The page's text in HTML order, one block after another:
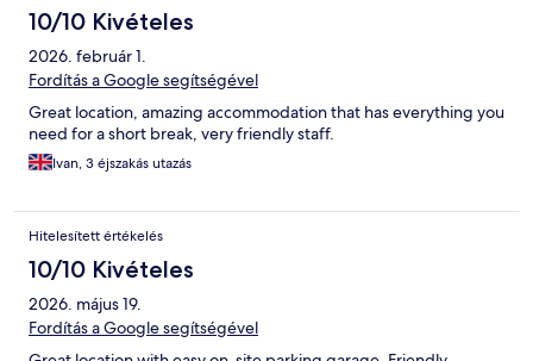
10/10 Kivételes
2026. február 1.
Fordítás a Google segítségével
Great location, amazing accommodation that has everything you
need for a short break, very friendly staff.
Ivan, 3 éjszakás utazás
Hitelesített értékelés
10/10 Kivételes
2026. május 19.
Fordítás a Google segítségével